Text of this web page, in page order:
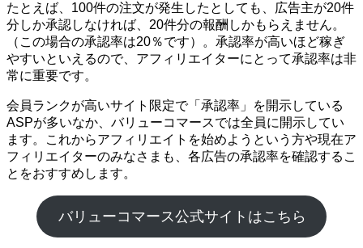
たとえば、100件の注文が発生したとしても、広告主が20件
分しか承認しなければ、20件分の報酬しかもらえません。
（この場合の承認率は20％です）。承認率が高いほど稼ぎ
やすいといえるので、アフィリエイターにとって承認率は非
常に重要です。
会員ランクが高いサイト限定で「承認率」を開示している
ASPが多いなか、バリューコマースでは全員に開示してい
ます。これからアフィリエイトを始めようという方や現在ア
フィリエイターのみなさまも、各広告の承認率を確認するこ
とをおすすめします。
バリューコマース公式サイトはこちら